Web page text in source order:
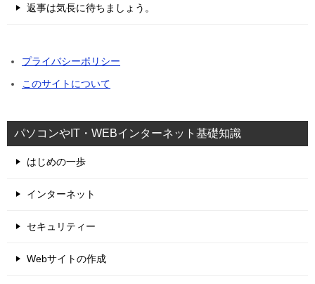
返事は気長に待ちましょう。
プライバシーポリシー
このサイトについて
パソコンやIT・WEBインターネット基礎知識
はじめの一歩
インターネット
セキュリティー
Webサイトの作成